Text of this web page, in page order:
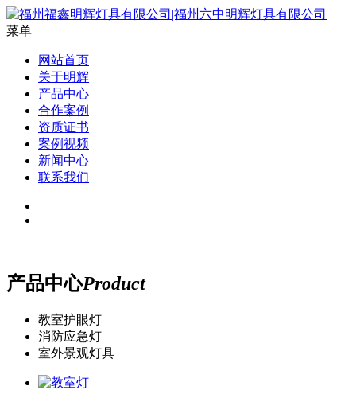
菜单
网站首页
关于明辉
产品中心
合作案例
资质证书
案例视频
新闻中心
联系我们
产品中心Product
教室护眼灯
消防应急灯
室外景观灯具